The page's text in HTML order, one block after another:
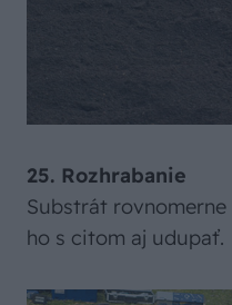
25. Rozhrabanie
Substrát rovnomerne
ho s citom aj udupať.